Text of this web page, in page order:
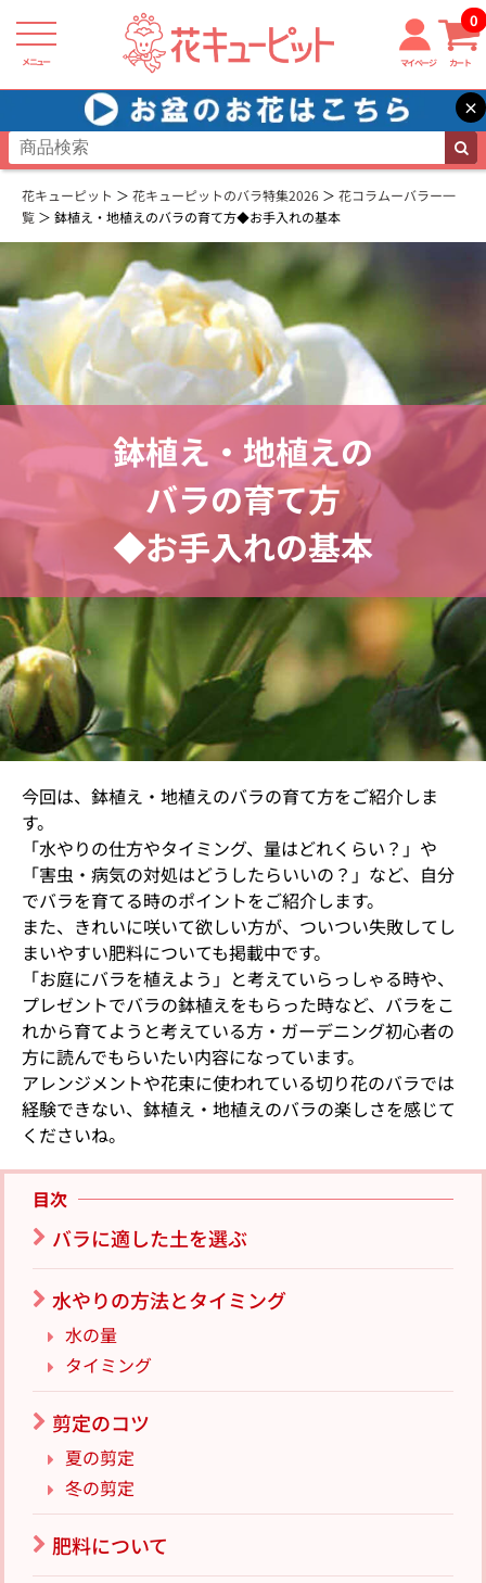
メニュー マイページ カート
0
×
花キューピット 花キューピットのバラ特集2026
花コラムーバラー一
覧
鉢植え・地植えのバラの育て方◆お手入れの基本
鉢植え・地植えの
バラの育て方
◆お手入れの基本
今回は、鉢植え・地植えのバラの育て方をご紹介しま
す。
「水やりの仕方やタイミング、量はどれくらい？」や
「害虫・病気の対処はどうしたらいいの？」など、自分
でバラを育てる時のポイントをご紹介します。
また、きれいに咲いて欲しい方が、ついつい失敗してし
まいやすい肥料についても掲載中です。
「お庭にバラを植えよう」と考えていらっしゃる時や、
プレゼントでバラの鉢植えをもらった時など、バラをこ
れから育てようと考えている方・ガーデニング初心者の
方に読んでもらいたい内容になっています。
アレンジメントや花束に使われている切り花のバラでは
経験できない、鉢植え・地植えのバラの楽しさを感じて
くださいね。
目次
バラに適した土を選ぶ
水やりの方法とタイミング
水の量
タイミング
剪定のコツ
夏の剪定
冬の剪定
肥料について